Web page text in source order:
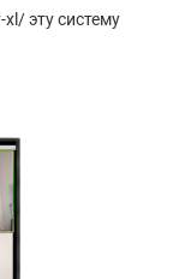
эту систему